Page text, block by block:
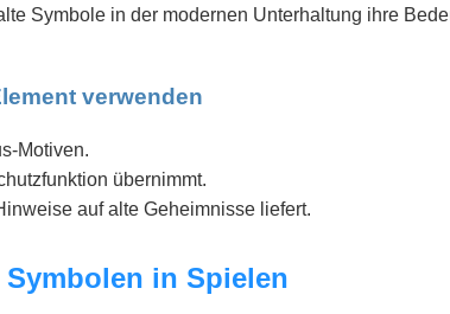
Symbole in der modernen Unterhaltung ihre
verwenden
Motiven.
übernimmt.
auf alte Geheimnisse liefert.
in Spielen